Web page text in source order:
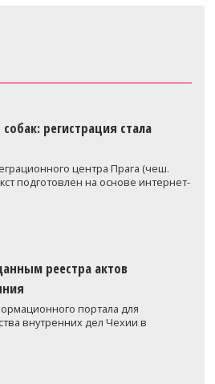
регистрация стала
центра Прага (чеш.
подготовлен на основе интернет-
реестра актов
портала для
внутренних дел Чехии в